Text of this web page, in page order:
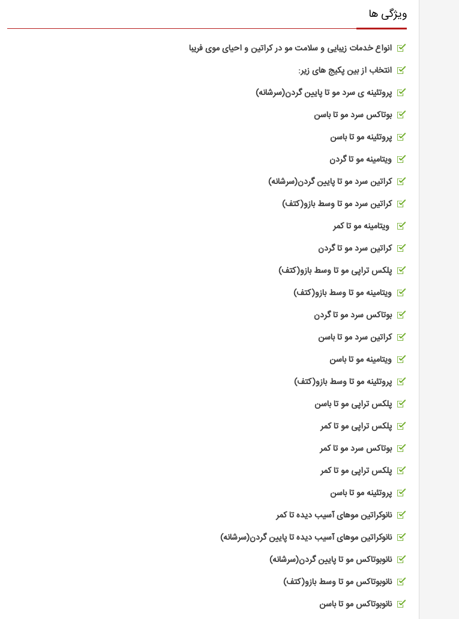
ویژگی ها
انواع خدمات زیبایی و سلامت مو در کراتین و احیای موی فریبا
انتخاب از بین پکیج های زیر:
پروتئینه ی سرد مو تا پایین گردن(سرشانه)
بوتاکس سرد مو تا باسن
پروتئینه مو تا باسن
ویتامینه مو تا گردن
کراتین سرد مو تا پایین گردن(سرشانه)
کراتین سرد مو تا وسط بازو(کتف)
ویتامینه مو تا کمر
کراتین سرد مو تا گردن
پلکس تراپی مو تا وسط بازو(کتف)
ویتامینه مو تا وسط بازو(کتف)
بوتاکس سرد مو تا گردن
کراتین سرد مو تا باسن
ویتامینه مو تا باسن
پروتئینه مو تا وسط بازو(کتف)
پلکس تراپی مو تا باسن
پلکس تراپی مو تا کمر
بوتاکس سرد مو تا کمر
پلکس تراپی مو تا کمر
پروتئینه مو تا باسن
نانوکراتین موهای آسیب دیده تا کمر
نانوکراتین موهای آسیب دیده تا پایین گردن(سرشانه)
نانوبوتاکس مو تا پایین گردن(سرشانه)
نانوبوتاکس مو تا وسط بازو(کتف)
نانوبوتاکس مو تا باسن